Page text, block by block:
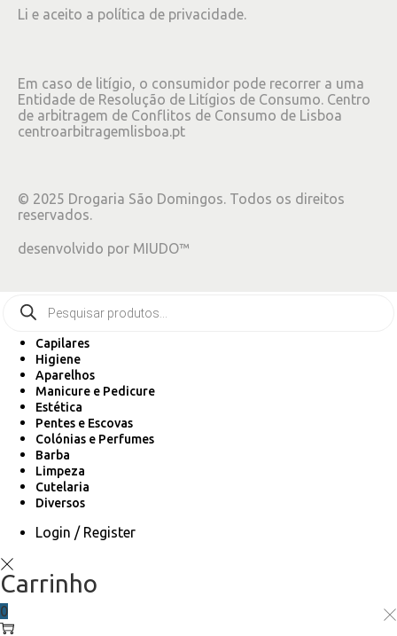
Li e aceito a política de privacidade.
Em caso de litígio, o consumidor pode recorrer a uma
Entidade de Resolução de Litígios de Consumo. Centro
de arbitragem de Conflitos de Consumo de Lisboa
centroarbitragemlisboa.pt
© 2025 Drogaria São Domingos. Todos os direitos
reservados.
desenvolvido por MIUDO™
Capilares
Higiene
Aparelhos
Manicure e Pedicure
Estética
Pentes e Escovas
Colónias e Perfumes
Barba
Limpeza
Cutelaria
Diversos
Login / Register
Carrinho
0